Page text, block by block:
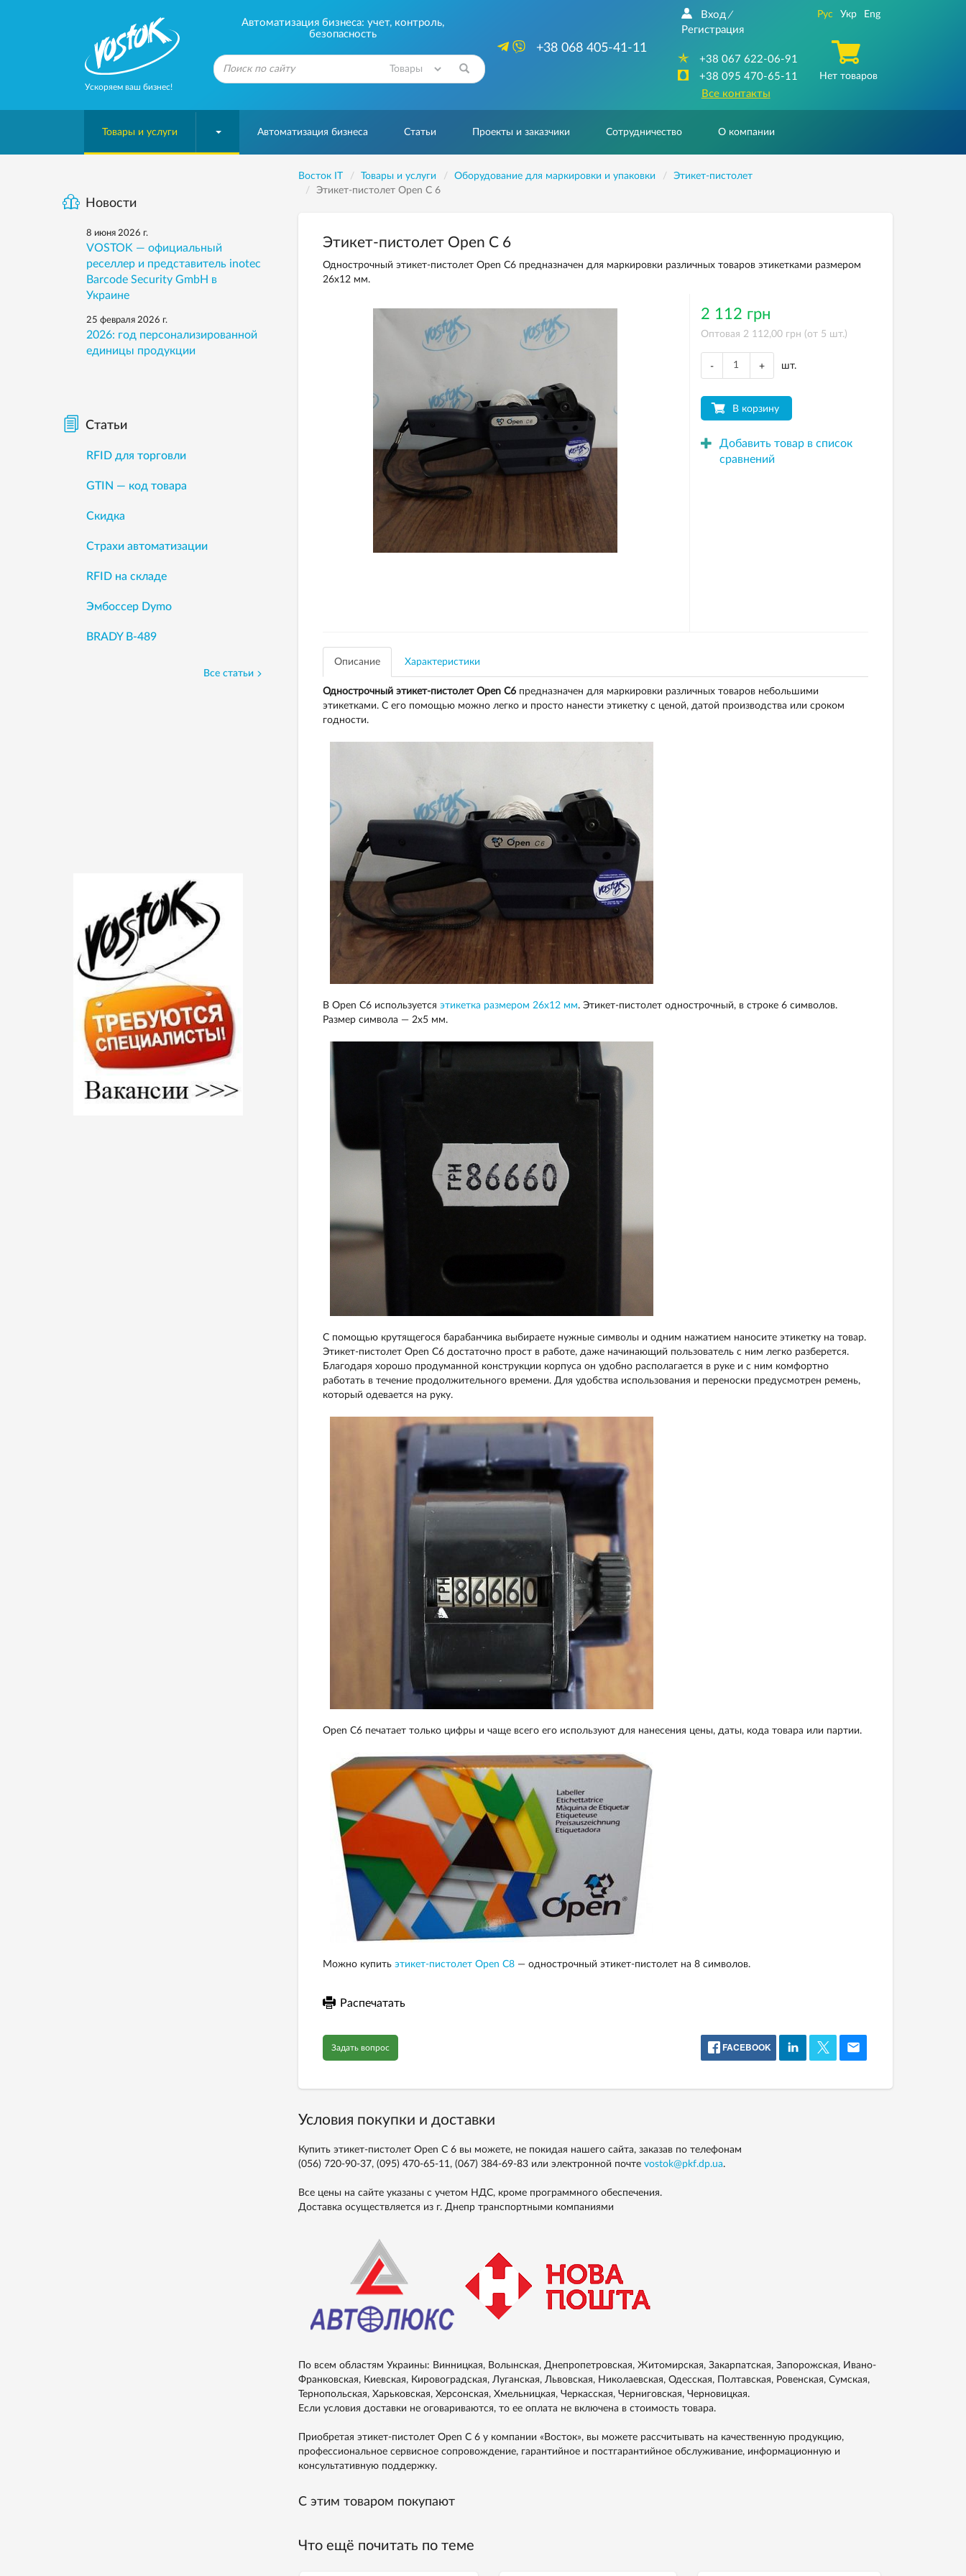
Ускоряем ваш бизнес!
Автоматизация бизнеса: учет, контроль,
безопасность
+38 068 405-41-11
Вход /
Регистрация
+38 067 622-06-91
+38 095 470-65-11
Все контакты
Рус Укр Eng
Нет товаров
Товары и услуги Автоматизация бизнеса Статьи Проекты и заказчики Сотрудничество О компании
Восток IT Товары и услуги Оборудование для маркировки и упаковки
Этикет-пистолет
Этикет-пистолет Open C 6
Этикет-пистолет Open C 6
Однострочный этикет-пистолет Open С6 предназначен для маркировки различных товаров этикетками размером
26х12 мм.
2 112 грн
Оптовая 2 112,00 грн (от 5 шт.)
- + шт.
В корзину
Добавить товар в список
сравнений
Описание Характеристики
Однострочный этикет-пистолет Open С6предназначен для маркировки различных товаров небольшими
этикетками. С его помощью можно легко и просто нанести этикетку с ценой, датой производства или сроком
годности.
В Open С6 используется этикетка размером 26х12 мм. Этикет-пистолет однострочный, в строке 6 символов.
Размер символа — 2х5 мм.
С помощью крутящегося барабанчика выбираете нужные символы и одним нажатием наносите этикетку на товар.
Этикет-пистолет Open С6 достаточно прост в работе, даже начинающий пользователь с ним легко разберется.
Благодаря хорошо продуманной конструкции корпуса он удобно располагается в руке и с ним комфортно
работать в течение продолжительного времени. Для удобства использования и переноски предусмотрен ремень,
который одевается на руку.
Open С6 печатает только цифры и чаще всего его используют для нанесения цены, даты, кода товара или партии.
Можно купить этикет-пистолет Open С8— однострочный этикет-пистолет на 8 символов.
Распечатать
Задать вопрос FACEBOOK
Условия покупки и доставки
Купить этикет-пистолет Open C 6 вы можете, не покидая нашего сайта, заказав по телефонам
(056) 720-90-37, (095) 470-65-11, (067) 384-69-83или электронной почте vostok@pkf.dp.ua.
Все цены на сайте указаны с учетом НДС, кроме программного обеспечения.
Доставка осуществляется из г. Днепр транспортными компаниями
По всем областям Украины: Винницкая, Волынская, Днепропетровская, Житомирская, Закарпатская, Запорожская, Ивано-
Франковская, Киевская, Кировоградская, Луганская, Львовская, Николаевская, Одесская, Полтавская, Ровенская, Сумская,
Тернопольская, Харьковская, Херсонская, Хмельницкая, Черкасская, Черниговская, Черновицкая.
Если условия доставки не оговариваются, то ее оплата не включена в стоимость товара.
Приобретая этикет-пистолет Open C 6 у компании «Восток», вы можете рассчитывать на качественную продукцию,
профессиональное сервисное сопровождение, гарантийное и постгарантийное обслуживание, информационную и
консультативную поддержку.
С этим товаром покупают
Что ещё почитать по теме
Новости
8 июня 2026 г.
VOSTOK — официальный
реселлер и представитель inotec
Barcode Security GmbH в
Украине
25 февраля 2026 г.
2026: год персонализированной
единицы продукции
Статьи
RFID для торговли
GTIN — код товара
Скидка
Страхи автоматизации
RFID на складе
Эмбоссер Dymo
BRADY B-489
Все статьи